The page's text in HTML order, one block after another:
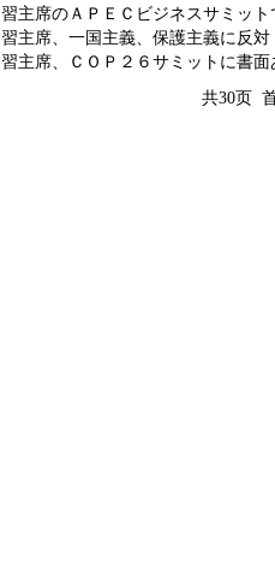
習主席のＡＰＥＣビジネスサミット
習主席、一国主義、保護主義に反
習主席、ＣＯＰ２６サミットに書面
共30页